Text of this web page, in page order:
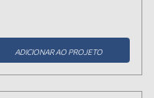
ADICIONAR AO PROJETO